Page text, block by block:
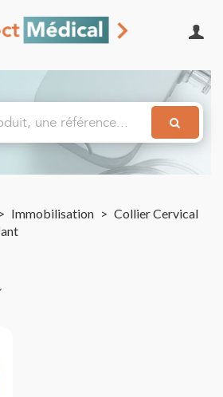
> Immobilisation > Collier Cervical